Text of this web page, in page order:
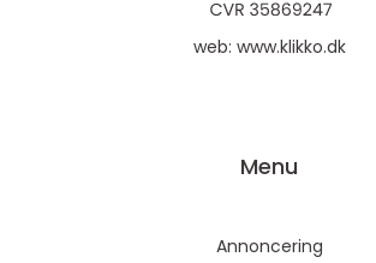
web: www.klikko.dk
Menu
Annoncering